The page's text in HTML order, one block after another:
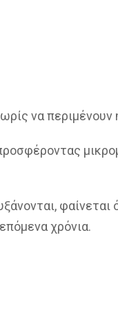
να περιμένουν
χρόνια.